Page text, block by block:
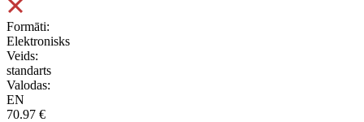
Formāti:
Elektronisks
Veids:
standarts
Valodas:
EN
70.97 €